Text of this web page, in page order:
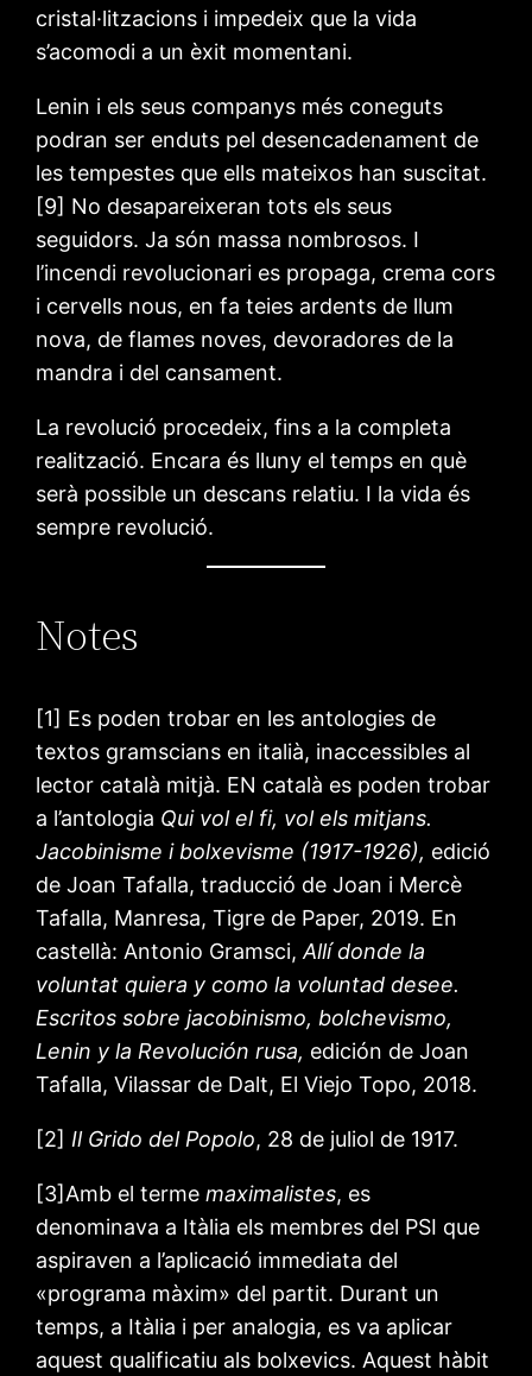
cristal·litzacions i impedeix que la vida
s’acomodi a un èxit momentani.
Lenin i els seus companys més coneguts
podran ser enduts pel desencadenament de
les tempestes que ells mateixos han suscitat.
[9] No desapareixeran tots els seus
seguidors. Ja són massa nombrosos. I
l’incendi revolucionari es propaga, crema cors
i cervells nous, en fa teies ardents de llum
nova, de flames noves, devoradores de la
mandra i del cansament.
La revolució procedeix, fins a la completa
realització. Encara és lluny el temps en què
serà possible un descans relatiu. I la vida és
sempre revolució.
Notes
[1] Es poden trobar en les antologies de
textos gramscians en italià, inaccessibles al
lector català mitjà. EN català es poden trobar
a l’antologia Qui vol el fi, vol els mitjans.
Jacobinisme i bolxevisme (1917-1926), edició
de Joan Tafalla, traducció de Joan i Mercè
Tafalla, Manresa, Tigre de Paper, 2019. En
castellà: Antonio Gramsci,Allí donde la
voluntat quiera y como la voluntad desee.
Escritos sobre jacobinismo, bolchevismo,
Lenin y la Revolución rusa, edición de Joan
Tafalla, Vilassar de Dalt, El Viejo Topo, 2018.
[2] Il Grido del Popolo, 28 de juliol de 1917.
[3]Amb el termemaximalistes, es
denominava a Itàlia els membres del PSI que
aspiraven a l’aplicació immediata del
«programa màxim» del partit. Durant un
temps, a Itàlia i per analogia, es va aplicar
aquest qualificatiu als bolxevics. Aquest hàbit